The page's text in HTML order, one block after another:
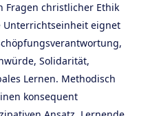
Fragen christlicher Ethik
Unterrichtseinheit eignet
Solidarität,
Lernen. Methodisch
konsequent